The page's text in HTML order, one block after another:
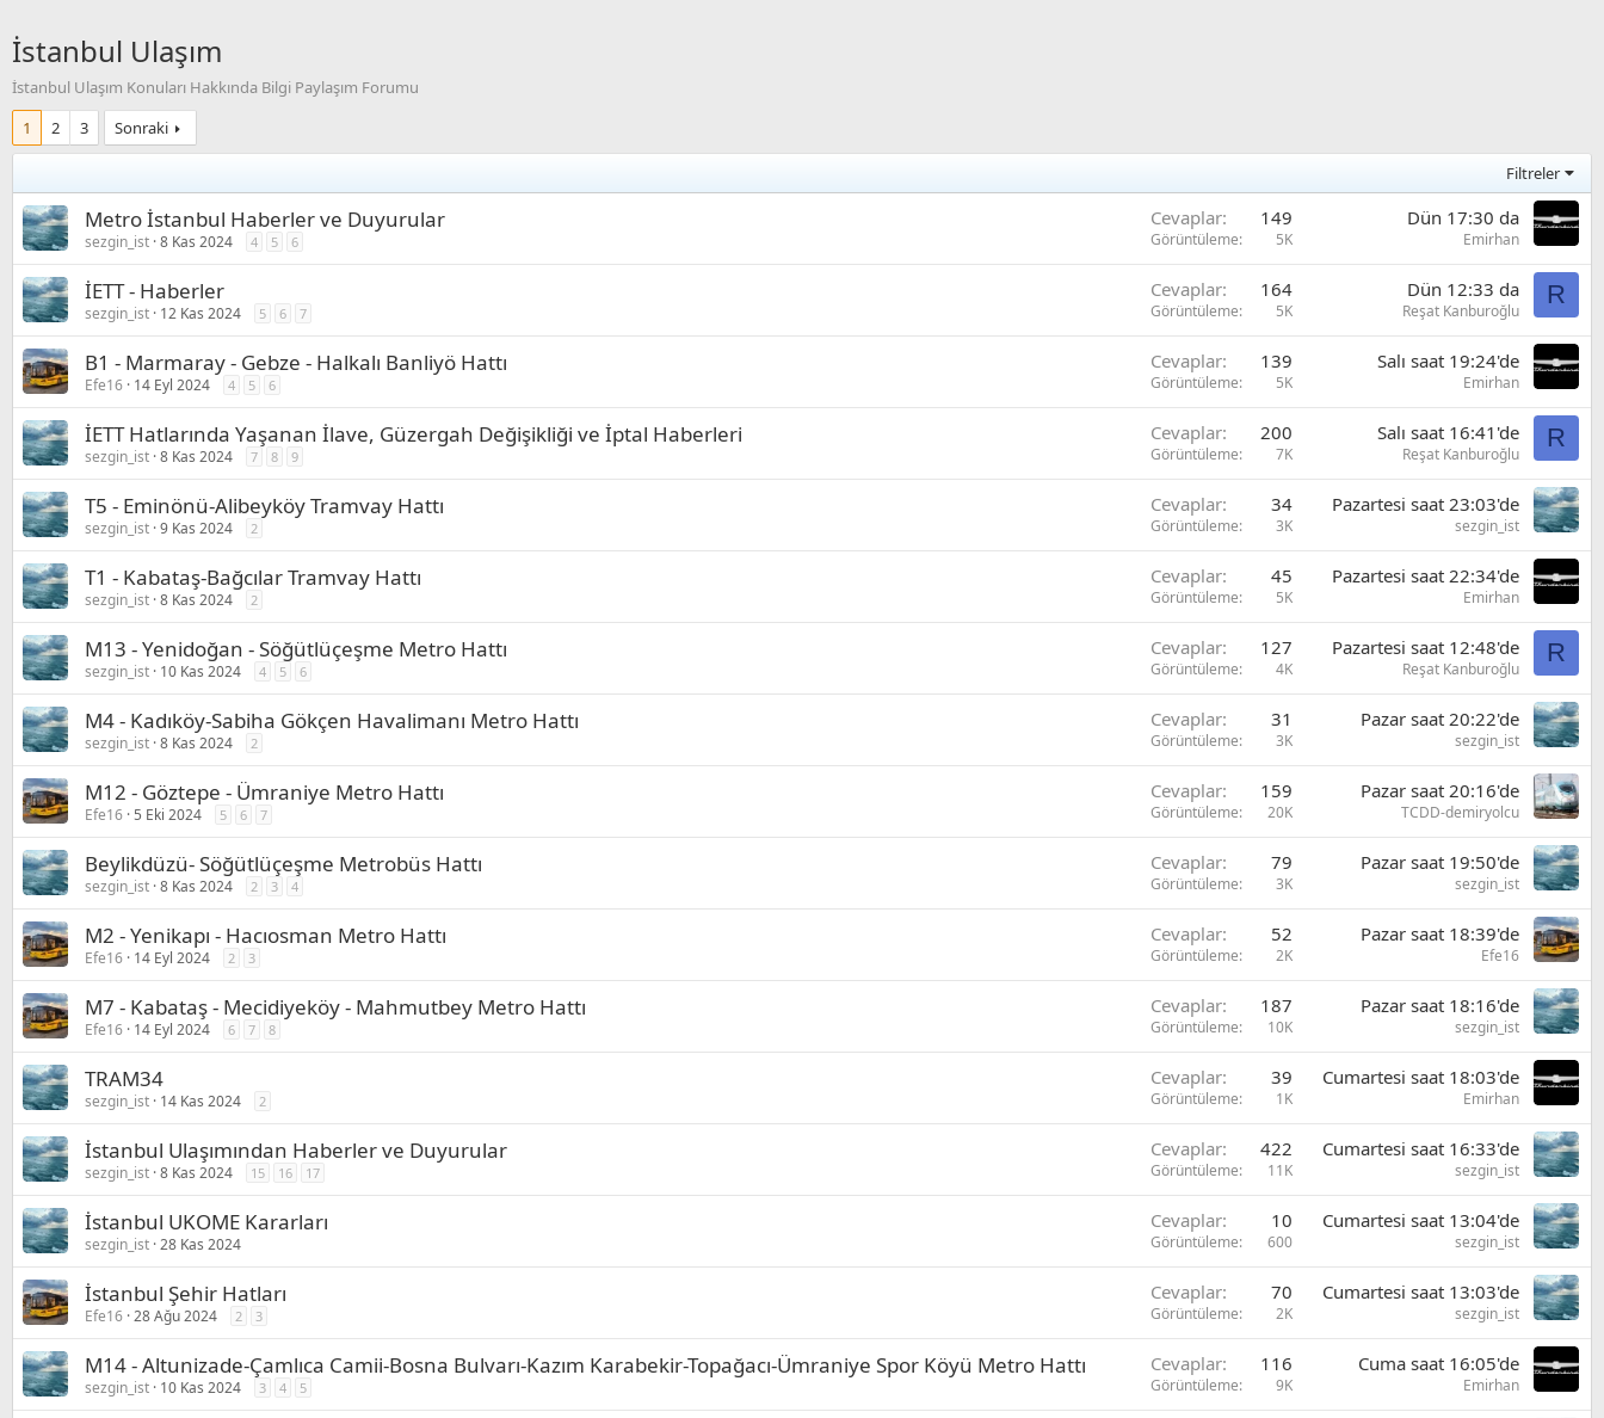
İstanbul Ulaşım
İstanbul Ulaşım Konuları Hakkında Bilgi Paylaşım Forumu
1
2 3 Sonraki
Filtreler
Metro İstanbul Haberler ve Duyurular
sezgin_ist 8 Kas 2024 4 5 6
Cevaplar 149
Görüntüleme 5K
Dün 17:30 da
Emirhan
İETT - Haberler
sezgin_ist 12 Kas 2024 5 6 7
Cevaplar 164
Görüntüleme 5K
Dün 12:33 da
Reşat Kanburoğlu
R
B1 - Marmaray - Gebze - Halkalı Banliyö Hattı
Efe16 14 Eyl 2024 4 5 6
Cevaplar 139
Görüntüleme 5K
Salı saat 19:24'de
Emirhan
İETT Hatlarında Yaşanan İlave, Güzergah Değişikliği ve İptal Haberleri
sezgin_ist 8 Kas 2024 7 8 9
Cevaplar 200
Görüntüleme 7K
Salı saat 16:41'de
Reşat Kanburoğlu
R
T5 - Eminönü-Alibeyköy Tramvay Hattı
sezgin_ist 9 Kas 2024 2
Cevaplar 34
Görüntüleme 3K
Pazartesi saat 23:03'de
sezgin_ist
T1 - Kabataş-Bağcılar Tramvay Hattı
sezgin_ist 8 Kas 2024 2
Cevaplar 45
Görüntüleme 5K
Pazartesi saat 22:34'de
Emirhan
M13 - Yenidoğan - Söğütlüçeşme Metro Hattı
sezgin_ist 10 Kas 2024 4 5 6
Cevaplar 127
Görüntüleme 4K
Pazartesi saat 12:48'de
Reşat Kanburoğlu
R
M4 - Kadıköy-Sabiha Gökçen Havalimanı Metro Hattı
sezgin_ist 8 Kas 2024 2
Cevaplar 31
Görüntüleme 3K
Pazar saat 20:22'de
sezgin_ist
M12 - Göztepe - Ümraniye Metro Hattı
Efe16 5 Eki 2024 5 6 7
Cevaplar 159
Görüntüleme 20K
Pazar saat 20:16'de
TCDD-demiryolcu
Beylikdüzü- Söğütlüçeşme Metrobüs Hattı
sezgin_ist 8 Kas 2024 2 3 4
Cevaplar 79
Görüntüleme 3K
Pazar saat 19:50'de
sezgin_ist
M2 - Yenikapı - Hacıosman Metro Hattı
Efe16 14 Eyl 2024 2 3
Cevaplar 52
Görüntüleme 2K
Pazar saat 18:39'de
Efe16
M7 - Kabataş - Mecidiyeköy - Mahmutbey Metro Hattı
Efe16 14 Eyl 2024 6 7 8
Cevaplar 187
Görüntüleme 10K
Pazar saat 18:16'de
sezgin_ist
TRAM34
sezgin_ist 14 Kas 2024 2
Cevaplar 39
Görüntüleme 1K
Cumartesi saat 18:03'de
Emirhan
İstanbul Ulaşımından Haberler ve Duyurular
sezgin_ist 8 Kas 2024 15 16 17
Cevaplar 422
Görüntüleme 11K
Cumartesi saat 16:33'de
sezgin_ist
İstanbul UKOME Kararları
sezgin_ist 28 Kas 2024
Cevaplar 10
Görüntüleme 600
Cumartesi saat 13:04'de
sezgin_ist
İstanbul Şehir Hatları
Efe16 28 Ağu 2024 2 3
Cevaplar 70
Görüntüleme 2K
Cumartesi saat 13:03'de
sezgin_ist
M14 - Altunizade-Çamlıca Camii-Bosna Bulvarı-Kazım Karabekir-Topağacı-Ümraniye Spor Köyü Metro Hattı
sezgin_ist 10 Kas 2024 3 4 5
Cevaplar 116
Görüntüleme 9K
Cuma saat 16:05'de
Emirhan